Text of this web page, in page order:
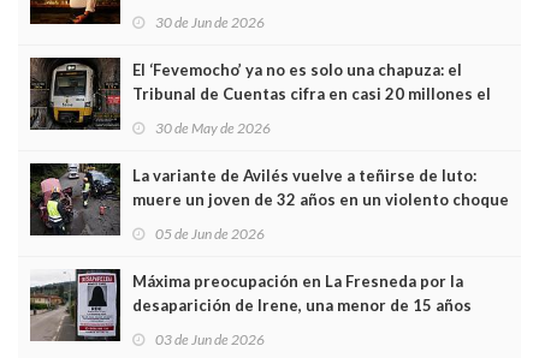
Asturias en Madrid
30 de Jun de 2026
El ‘Fevemocho’ ya no es solo una chapuza: el
Tribunal de Cuentas cifra en casi 20 millones el
sobrecoste de los trenes que no cabían por los
30 de May de 2026
La variante de Avilés vuelve a teñirse de luto:
muere un joven de 32 años en un violento choque
frontal
05 de Jun de 2026
Máxima preocupación en La Fresneda por la
desaparición de Irene, una menor de 15 años
03 de Jun de 2026